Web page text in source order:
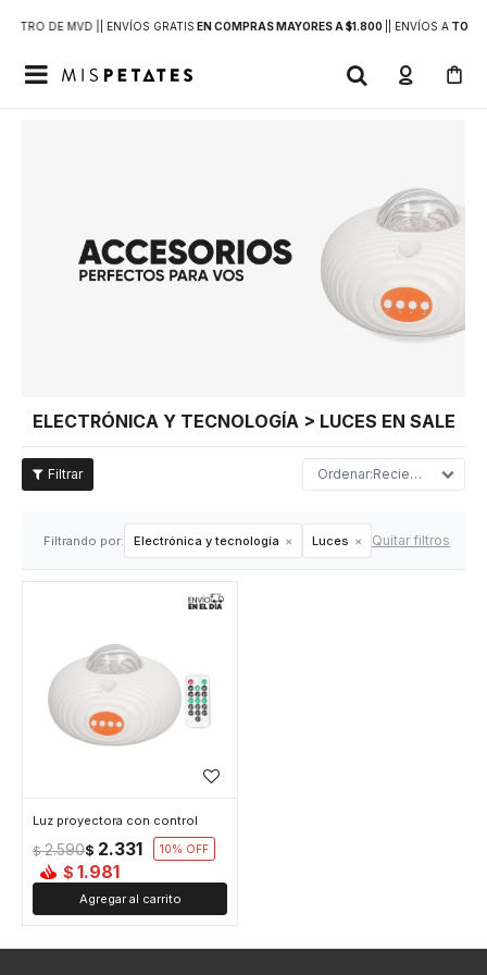
DE MVD | | ENVÍOS GRATIS EN COMPRAS MAYORES A $1.800 | ENVÍOS ATODO

ELECTRÓNICA Y TECNOLOGÍA > LUCES EN SALE
Recientes
Filtrando por: Electrónica y tecnología Luces Quitar filtros
Luz proyectora con control
$ 2.331
$ 2.590 10
$ 1.981